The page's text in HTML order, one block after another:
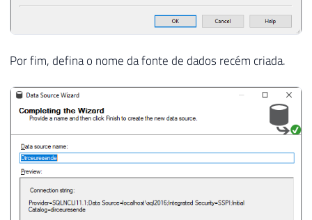
Por fim, defina o nome da fonte de dados recém criada.